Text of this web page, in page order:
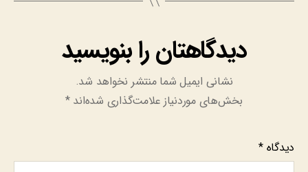
دیدگاهتان را بنویسید
نشانی ایمیل شما منتشر نخواهد شد.
بخش‌های موردنیاز علامت‌گذاری شده‌اند*
دیدگاه*